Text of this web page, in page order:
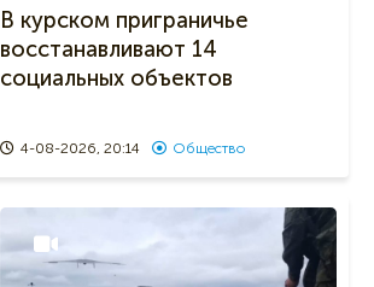
В курском приграничье
восстанавливают 14
социальных объектов
4-08-2026, 20:14 Общество